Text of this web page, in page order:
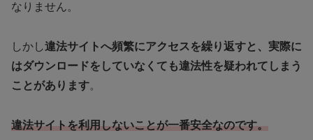
なりません。
しかし違法サイトへ頻繁にアクセスを繰り返すと、実際に
はダウンロードをしていなくても違法性を疑われてしまう
ことがあります。
違法サイトを利用しないことが一番安全なのです。